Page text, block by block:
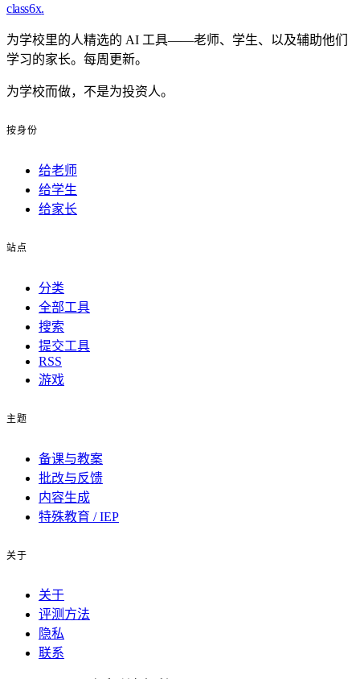
class6x.
为学校里的人精选的 AI 工具——老师、学生、以及辅助他们
学习的家长。每周更新。
为学校而做，不是为投资人。
按身份
给老师
给学生
给家长
站点
分类
全部工具
搜索
提交工具
RSS
游戏
主题
备课与教案
批改与反馈
内容生成
特殊教育 / IEP
关于
关于
评测方法
隐私
联系